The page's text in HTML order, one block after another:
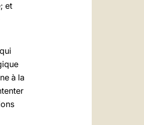
et
à la